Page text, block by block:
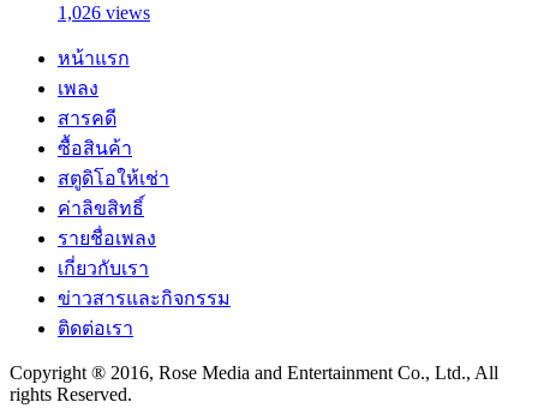
1,026 views
หน้าแรก
เพลง
สารคดี
ซื้อสินค้า
สตูดิโอให้เช่า
ค่าลิขสิทธิ์
รายชื่อเพลง
เกี่ยวกับเรา
ข่าวสารและกิจกรรม
ติดต่อเรา
Copyright ® 2016, Rose Media and Entertainment Co., Ltd., All
rights Reserved.